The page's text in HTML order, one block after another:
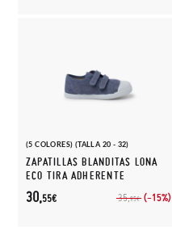
(5 COLORES) (TALLA 20 - 32)
ZAPATILLAS BLANDITAS LONA
ECO TIRA ADHERENTE
35,95€ (-15%)
30,55€